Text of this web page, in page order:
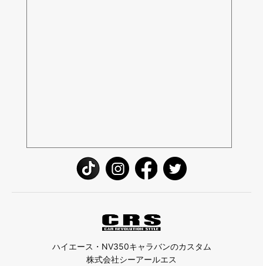
ハイエース・NV350キャラバンのカスタム
株式会社シーアールエス